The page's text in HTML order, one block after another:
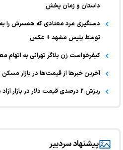
داستان و زمان پخش
دستگیری مرد معتادی که همسرش را
توسط پلیس مشهد + عکس
کیفرخواست زن بلاگر تهرانی به
آخرین خبر‌ها از قیمت‌ها در بازار مسکن
ریزش ۲ درصدی قیمت دلار در بازار آزاد مشهد+ علت
پیشنهاد سردبیر